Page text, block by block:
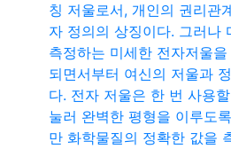
칭 저울로서, 개인의 권리관
자 정의의 상징이다. 그러나
측정하는 미세한 전자저울
되면서부터 여신의 저울과
다. 전자 저울은 한 번 사용
눌러 완벽한 평형을 이루도
만 화학물질의 정확한 값을